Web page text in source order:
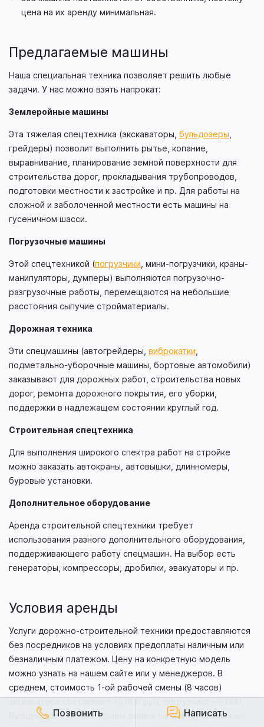
цена на их аренду минимальная.
Предлагаемые машины
Наша специальная техника позволяет решить любые
задачи. У нас можно взять напрокат:
Землеройные машины
Эта тяжелая спецтехника (экскаваторы, бульдозеры,
грейдеры) позволит выполнить рытье, копание,
выравнивание, планирование земной поверхности для
строительства дорог, прокладывания трубопроводов,
подготовки местности к застройке и пр. Для работы на
сложной и заболоченной местности есть машины на
гусеничном шасси.
Погрузочные машины
Этой спецтехникой (погрузчики, мини-погрузчики, краны-
манипуляторы, думперы) выполняются погрузочно-
разгрузочные работы, перемещаются на небольшие
расстояния сыпучие стройматериалы.
Дорожная техника
Эти спецмашины (автогрейдеры, виброкатки,
подметально-уборочные машины, бортовые автомобили)
заказывают для дорожных работ, строительства новых
дорог, ремонта дорожного покрытия, его уборки,
поддержки в надлежащем состоянии круглый год.
Строительная спецтехника
Для выполнения широкого спектра работ на стройке
можно заказать автокраны, автовышки, длинномеры,
буровые установки.
Дополнительное оборудование
Аренда строительной спецтехники требует
использования разного дополнительного оборудования,
поддерживающего работу спецмашин. На выбор есть
генераторы, компрессоры, дробилки, эвакуаторы и пр.
Условия аренды
Услуги дорожно-строительной техники предоставляются
без посредников на условиях предоплаты наличным или
безналичным платежом. Цену на конкретную модель
можно узнать на нашем сайте или у менеджеров. В
среднем, стоимость 1-ой рабочей смены (8 часов)
экскаватора составляет 15 000 руб, погрузчика – 9 000,
бульдозера – 18 000. Приём заявок на аренду возможен
Позвонить Написать